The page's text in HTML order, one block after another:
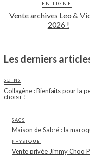
EN LIGNE
Vente archives Leo &
2026 !
Les derniers
SOINS
Collagène : Bienfaits pour la
choisir !
SACS
Maison de Sabré : la
PHYSIQUE
Vente privée Jimmy Choo